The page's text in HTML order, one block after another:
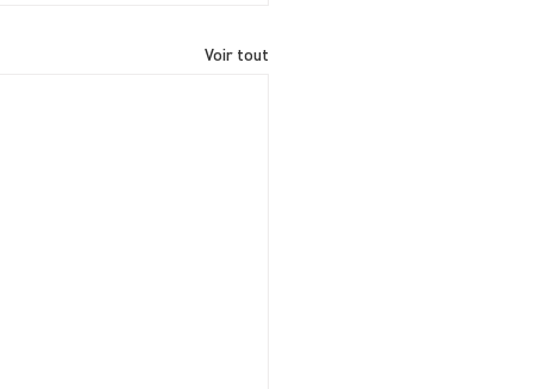
Voir tout